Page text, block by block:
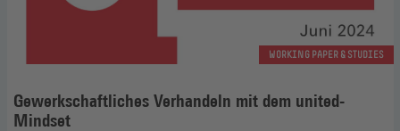
WORKING PAPER & STUDIES
Gewerkschaftliches Verhandeln mit dem united-
Mindset